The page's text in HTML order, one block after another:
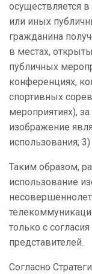
осуществляется
или иных
гражданина
в местах,
публичных
конференциях,
спортивных
мероприятиях),
изображение
использования;
Таким образом,
использование
только с
представителей.
Согласно